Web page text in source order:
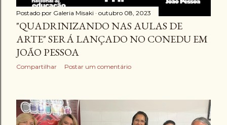
Postado por Galeria Misaki outubro 08, 2023
"QUADRINIZANDO NAS AULAS DE
ARTE" SERÁ LANÇADO NO CONEDU EM
JOÃO PESSOA
Compartilhar Postar um comentário